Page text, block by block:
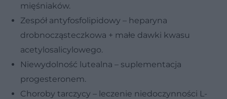
mięśniaków.
Zespół antyfosfolipidowy – heparyna
drobnocząsteczkowa + małe dawki kwasu
acetylosalicylowego.
Niewydolność lutealna – suplementacja
progesteronem.
Choroby tarczycy – leczenie niedoczynności L-